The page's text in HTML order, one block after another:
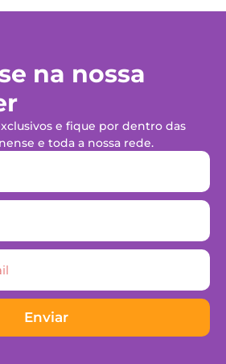
na nossa
e fique por dentro das
e toda a nossa rede.
Enviar